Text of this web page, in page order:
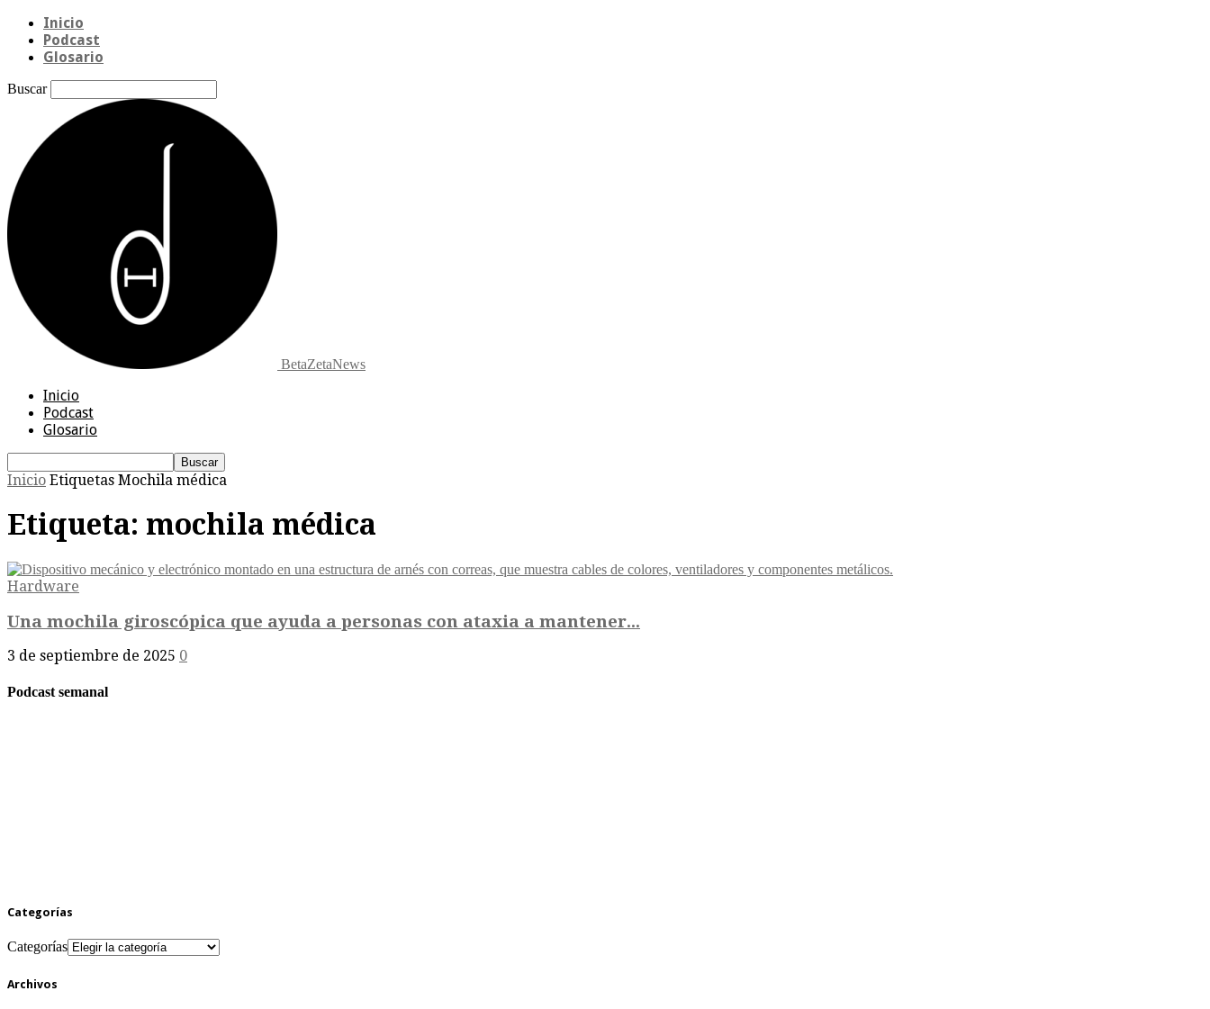
Inicio
Podcast
Glosario
Buscar
BetaZetaNews
Inicio
Podcast
Glosario
Inicio Etiquetas Mochila médica
Etiqueta: mochila médica
Hardware
Una mochila giroscópica que ayuda a personas con ataxia a mantener...
3 de septiembre de 2025 0
Podcast semanal
Categorías
Categorías
Archivos